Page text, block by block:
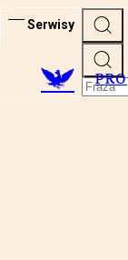
Serwisy
PRO